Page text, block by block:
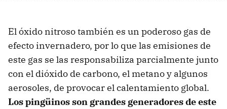
El óxido nitroso también es un poderoso gas de
efecto invernadero, por lo que las emisiones de
este gas se las responsabiliza parcialmente junto
con el dióxido de carbono, el metano y algunos
aerosoles, de provocar el calentamiento global.
Los pingüinos son grandes generadores de este